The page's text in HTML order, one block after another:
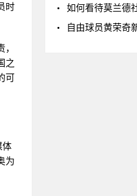
时
之
可
体
为
如何看待莫兰德社媒
自由球员黄荣奇新